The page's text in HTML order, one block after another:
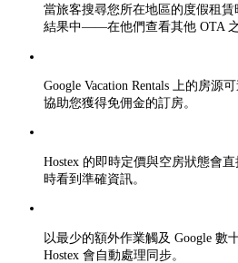
當旅客搜尋您所在地區的度假租
結果中——在他們查看其他 OTA 之
Google Vacation Rentals 上的房源
協助您獲得免佣金的訂房。
Hostex 的即時定價與空房狀態會
時看到準確資訊。
以最少的額外作業觸及 Google
Hostex 會自動處理同步。